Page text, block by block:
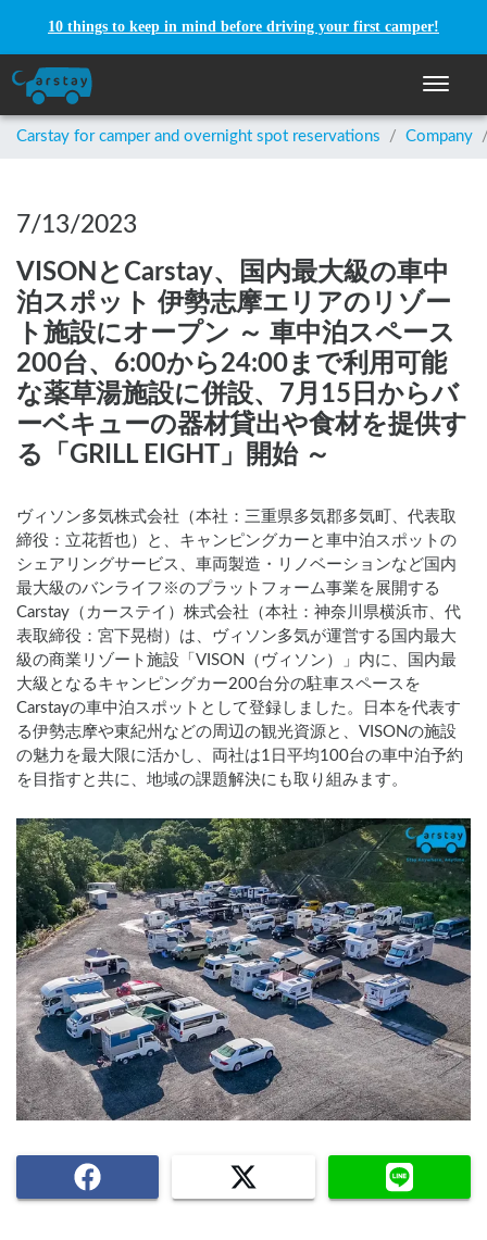
10 things to keep in mind before driving your first camper!
Toggle
Carstay for camper and overnight spot reservations / Company
7/13/2023
VISONとCarstay、国内最大級の車中
泊スポット 伊勢志摩エリアのリゾー
ト施設にオープン ～ 車中泊スペース
200台、6:00から24:00まで利用可能
な薬草湯施設に併設、7月15日からバ
ーベキューの器材貸出や食材を提供す
る「GRILL EIGHT」開始 ～
ヴィソン多気株式会社（本社：三重県多気郡多気町、代表取
締役：立花哲也）と、キャンピングカーと車中泊スポットの
シェアリングサービス、車両製造・リノベーションなど国内
最大級のバンライフ※のプラットフォーム事業を展開する
Carstay（カーステイ）株式会社（本社：神奈川県横浜市、代
表取締役：宮下晃樹）は、ヴィソン多気が運営する国内最大
級の商業リゾート施設「VISON（ヴィソン）」内に、国内最
大級となるキャンピングカー200台分の駐車スペースを
Carstayの車中泊スポットとして登録しました。日本を代表す
る伊勢志摩や東紀州などの周辺の観光資源と、VISONの施設
の魅力を最大限に活かし、両社は1日平均100台の車中泊予約
を目指すと共に、地域の課題解決にも取り組みます。